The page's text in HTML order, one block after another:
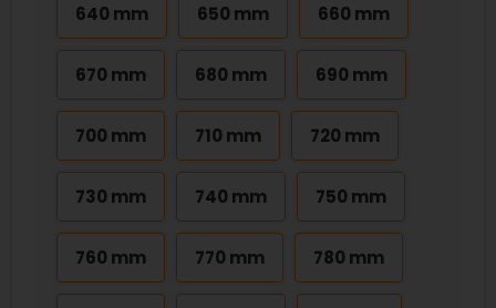
640 mm 650 mm 660 mm
670 mm 680 mm 690 mm
700 mm 710 mm 720 mm
730 mm 740 mm 750 mm
760 mm 770 mm 780 mm